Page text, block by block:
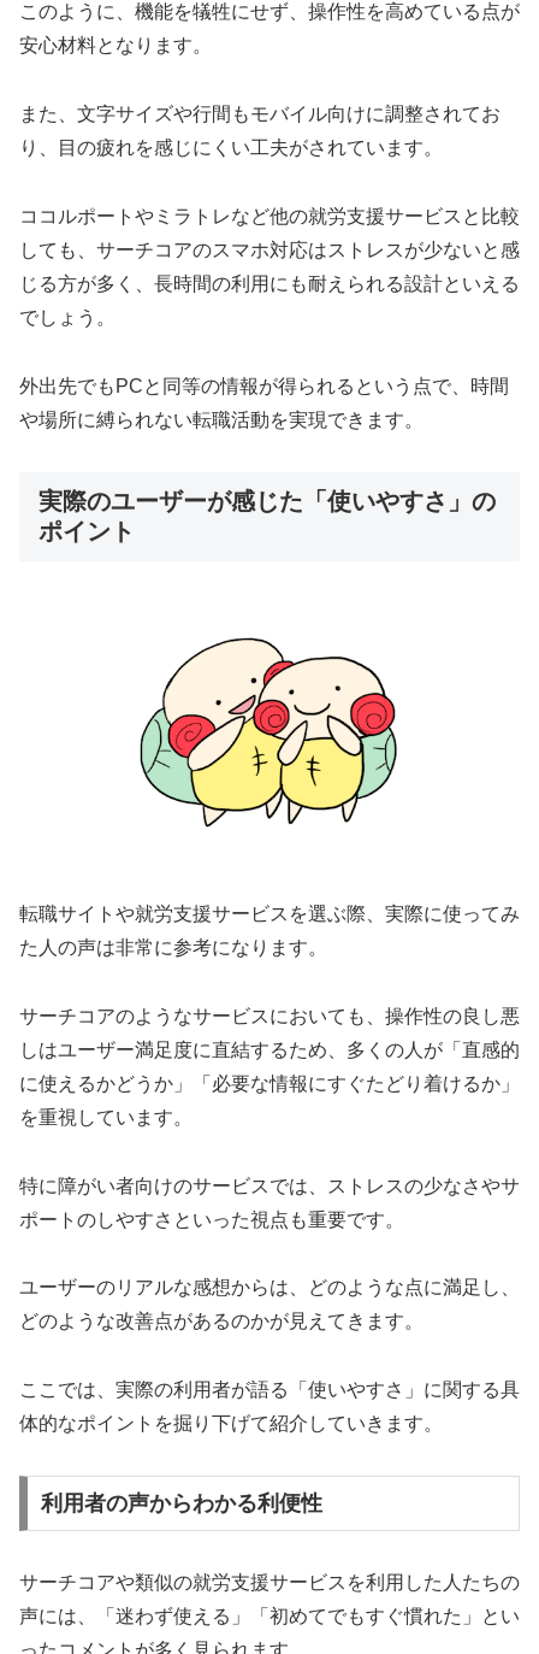
このように、機能を犠牲にせず、操作性を高めている点が
安心材料となります。
また、文字サイズや行間もモバイル向けに調整されてお
り、目の疲れを感じにくい工夫がされています。
ココルポートやミラトレなど他の就労支援サービスと比較
しても、サーチコアのスマホ対応はストレスが少ないと感
じる方が多く、長時間の利用にも耐えられる設計といえる
でしょう。
外出先でもPCと同等の情報が得られるという点で、時間
や場所に縛られない転職活動を実現できます。
実際のユーザーが感じた「使いやすさ」の
ポイント
転職サイトや就労支援サービスを選ぶ際、実際に使ってみ
た人の声は非常に参考になります。
サーチコアのようなサービスにおいても、操作性の良し悪
しはユーザー満足度に直結するため、多くの人が「直感的
に使えるかどうか」「必要な情報にすぐたどり着けるか」
を重視しています。
特に障がい者向けのサービスでは、ストレスの少なさやサ
ポートのしやすさといった視点も重要です。
ユーザーのリアルな感想からは、どのような点に満足し、
どのような改善点があるのかが見えてきます。
ここでは、実際の利用者が語る「使いやすさ」に関する具
体的なポイントを掘り下げて紹介していきます。
利用者の声からわかる利便性
サーチコアや類似の就労支援サービスを利用した人たちの
声には、「迷わず使える」「初めてでもすぐ慣れた」とい
ったコメントが多く見られます。